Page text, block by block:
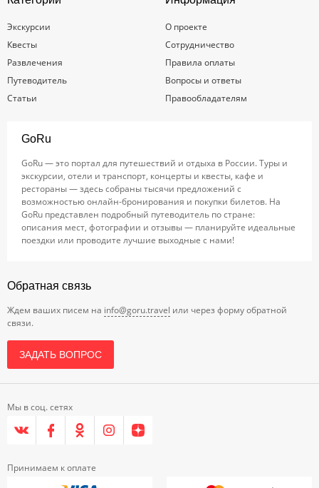
Экскурсии
Квесты
Развлечения
Путеводитель
Статьи
О проекте
Сотрудничество
Правила оплаты
Вопросы и ответы
Правообладателям
GoRu
GoRu — это портал для путешествий и отдыха в России. Туры и
экскурсии, отели и транспорт, концерты и квесты, кафе и
рестораны — здесь собраны тысячи предложений с
возможностью онлайн-бронирования и покупки билетов. На
GoRu представлен подробный путеводитель по стране:
описания мест, фотографии и отзывы — планируйте идеальные
поездки или проводите лучшие выходные с нами!
Обратная связь
Ждем ваших писем на info@goru.travel или через форму обратной
связи.
ЗАДАТЬ ВОПРОС
Мы в соц. сетях
Принимаем к оплате